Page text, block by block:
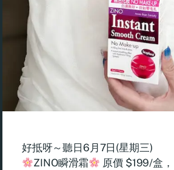
好抵呀～聽日6月7日(星期三)
ZINO瞬滑霜
原價 $199/盒，